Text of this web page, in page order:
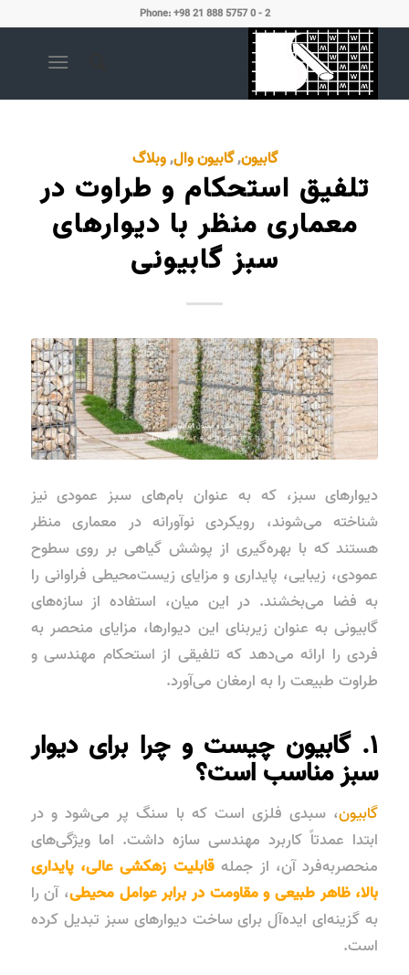
Phone: +98 21 888 5757 0 - 2
گابیون,گابیون وال,وبلاگ
تلفیق استحکام و طراوت در
معماری منظر با دیوارهای
سبز گابیونی
دیوارهای سبز، که به عنوان بام‌های سبز عمودی نیز
شناخته می‌شوند، رویکردی نوآورانه در معماری منظر
هستند که با بهره‌گیری از پوشش گیاهی بر روی سطوح
عمودی، زیبایی، پایداری و مزایای زیست‌محیطی فراوانی را
به فضا می‌بخشند. در این میان، استفاده از سازه‌های
گابیونی به عنوان زیربنای این دیوارها، مزایای منحصر به
فردی را ارائه می‌دهد که تلفیقی از استحکام مهندسی و
طراوت طبیعت را به ارمغان می‌آورد.
۱. گابیون چیست و چرا برای دیوار
سبز مناسب است؟
گابیون، سبدی فلزی است که با سنگ پر می‌شود و در
ابتدا عمدتاً کاربرد مهندسی سازه داشت. اما ویژگی‌های
منحصربه‌فرد آن، از جملهقابلیت زهکشی عالی، پایداری
بالا، ظاهر طبیعی و مقاومت در برابر عوامل محیطی، آن را
به گزینه‌ای ایده‌آل برای ساخت دیوارهای سبز تبدیل کرده
است.